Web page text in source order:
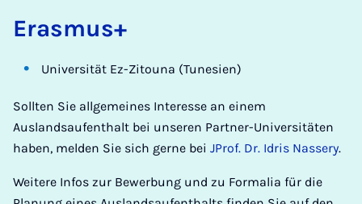
Erasmus+
Universität Ez-Zitouna (Tunesien)
Sollten Sie allgemeines Interesse an einem
Auslandsaufenthalt bei unseren Partner-Universitäten
haben, melden Sie sich gerne bei JProf. Dr. Idris Nassery.
Weitere Infos zur Bewerbung und zu Formalia für die